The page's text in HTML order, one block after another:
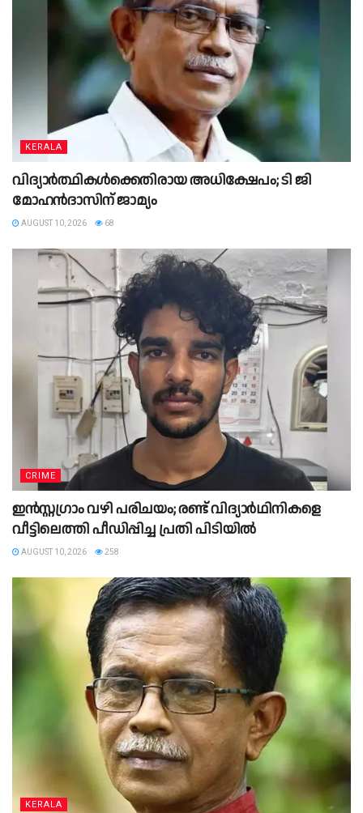
KERALA
വിദ്യാര്‍ത്ഥികള്‍ക്കെതിരായ അധിക്ഷേപം; ടി ജി
മോഹൻദാസിന് ജാമ്യം
AUGUST 10, 2026 68
CRIME
ഇന്‍സ്റ്റഗ്രാം വഴി പരിചയം; രണ്ട് വിദ്യാര്‍ഥിനികളെ
വീട്ടിലെത്തി പീഡിപ്പിച്ച പ്രതി പിടിയില്‍
AUGUST 10, 2026 258
KERALA